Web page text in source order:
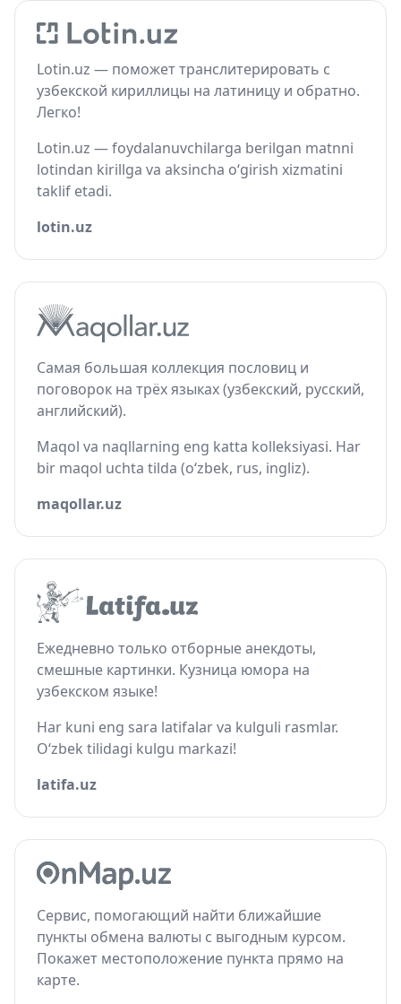
Lotin.uz — поможет транслитерировать с
узбекской кириллицы на латиницу и обратно.
Легко!
Lotin.uz — foydalanuvchilarga berilgan matnni
lotindan kirillga va aksincha o‘girish xizmatini
taklif etadi.
lotin.uz
Самая большая коллекция пословиц и
поговорок на трёх языках (узбекский, русский,
английский).
Maqol va naqllarning eng katta kolleksiyasi. Har
bir maqol uchta tilda (o‘zbek, rus, ingliz).
maqollar.uz
Ежедневно только отборные анекдоты,
смешные картинки. Кузница юмора на
узбекском языке!
Har kuni eng sara latifalar va kulguli rasmlar.
O‘zbek tilidagi kulgu markazi!
latifa.uz
Сервис, помогающий найти ближайшие
пункты обмена валюты с выгодным курсом.
Покажет местоположение пункта прямо на
карте.